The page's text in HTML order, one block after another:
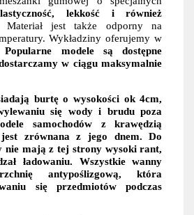
lekkość i również
Materiał jest także odporny na
Wykładziny oferujemy w
Popularne modele są dostępne
w ciągu maksymalnie
burtę o wysokości ok 4cm,
się wody i brudu poza
samochodów z krawędzią
zrównana z jego dnem. Do
nie mają z tej strony wysoki rant,
ładowaniu. Wszystkie wanny
antypoślizgową, która
się przedmiotów podczas